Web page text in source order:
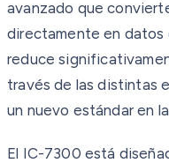
avanzado que
directamente en datos
reduce
través de las distintas
un nuevo estándar en
El IC-7300 está